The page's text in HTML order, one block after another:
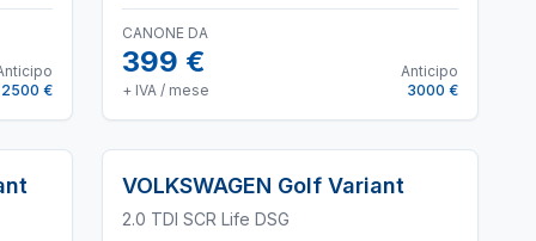
2500 €
CANONE DA
399 €
+ IVA / mese
Anticipo
3000 €
VOLKSWAGEN Golf Variant
2.0 TDI SCR Life DSG